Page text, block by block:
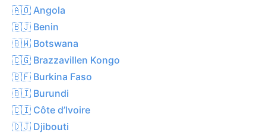
🇦🇴 Angola
🇧🇯 Benin
🇧🇼 Botswana
🇨🇬 Brazzavillen Kongo
🇧🇫 Burkina Faso
🇧🇮 Burundi
🇨🇮 Côte d’Ivoire
🇩🇯 Djibouti